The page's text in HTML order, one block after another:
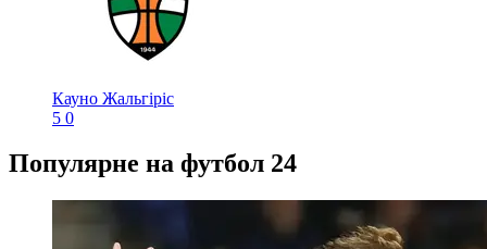
Кауно Жальгіріс
5 0
Популярне на футбол 24